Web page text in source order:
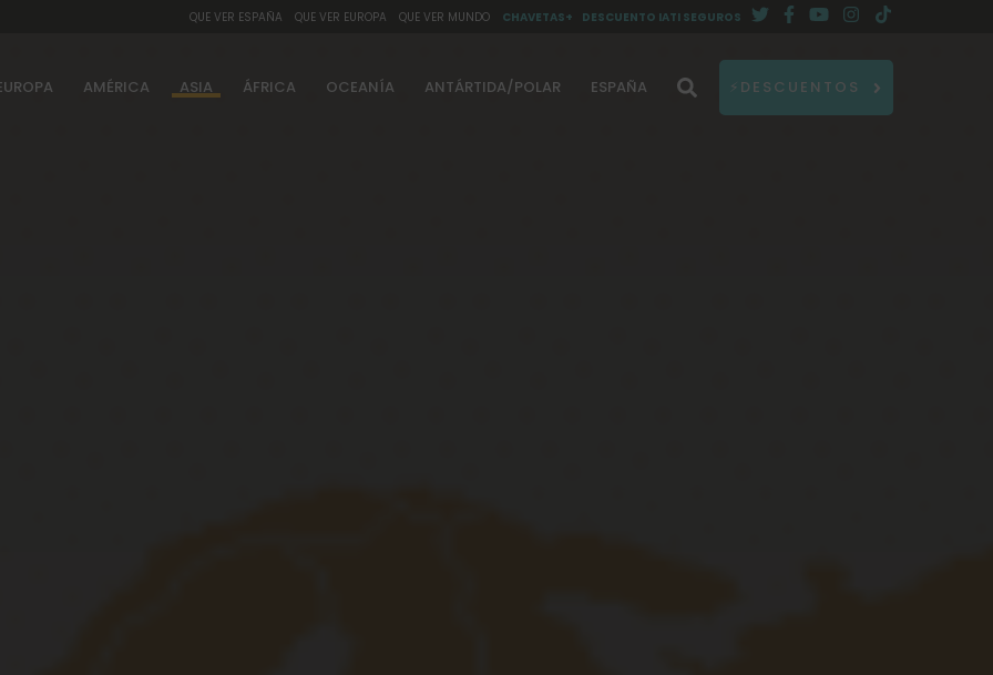
QUE VER ESPAÑA QUE VER EUROPA QUE VER MUNDO CHAVETAS+ DESCUENTO IATI SEGUROS
AMÉRICA ASIA ÁFRICA OCEANÍA ANTÁRTIDA/POLAR ESPAÑA ⚡DESCUENTOS